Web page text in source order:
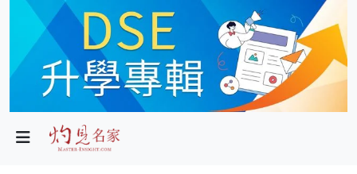
政局